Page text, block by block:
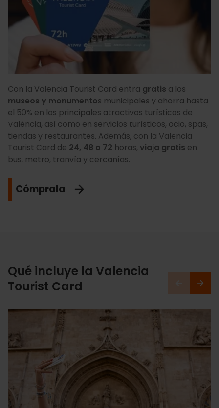
Con la Valencia Tourist Card entra gratis a los
museos y monumentos municipales y ahorra hasta
el 50% en los principales atractivos turísticos de
València, así como en servicios turísticos, ocio, spas,
tiendas y restaurantes. Además, con la Valencia
Tourist Card de 24, 48 o 72 horas, viaja gratis en
bus, metro, tranvía y cercanías.
Cómprala
Qué incluye la Valencia
Tourist Card